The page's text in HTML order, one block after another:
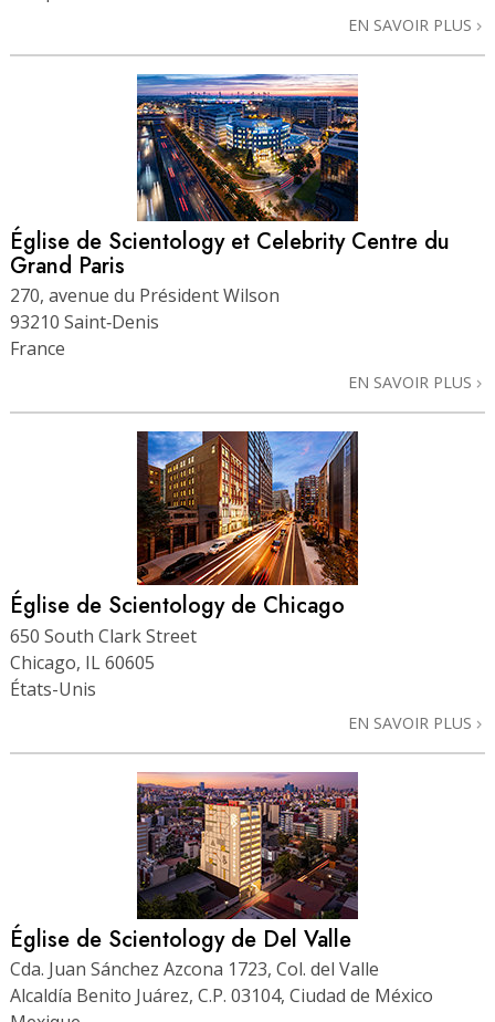
EN SAVOIR PLUS
Église de Scientology et Celebrity Centre du
Grand Paris
270, avenue du Président Wilson
93210 Saint‑Denis
France
EN SAVOIR PLUS
Église de Scientology de Chicago
650 South Clark Street
Chicago, IL 60605
États-Unis
EN SAVOIR PLUS
Église de Scientology de Del Valle
Cda. Juan Sánchez Azcona 1723, Col. del Valle
Alcaldía Benito Juárez, C.P. 03104, Ciudad de México